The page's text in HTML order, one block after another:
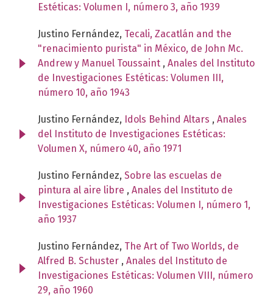
Estéticas: Volumen I, número 3, año 1939
Justino Fernández, Tecali, Zacatlán and the
"renacimiento purista" in México, de John Mc.
Andrew y Manuel Toussaint , Anales del Instituto
de Investigaciones Estéticas: Volumen III,
número 10, año 1943
Justino Fernández, Idols Behind Altars , Anales
del Instituto de Investigaciones Estéticas:
Volumen X, número 40, año 1971
Justino Fernández, Sobre las escuelas de
pintura al aire libre , Anales del Instituto de
Investigaciones Estéticas: Volumen I, número 1,
año 1937
Justino Fernández, The Art of Two Worlds, de
Alfred B. Schuster , Anales del Instituto de
Investigaciones Estéticas: Volumen VIII, número
29, año 1960